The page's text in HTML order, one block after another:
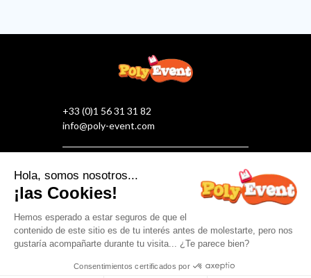
+33 (0)1 56 31 31 82
info@poly-event.com
NUESTRA EMPRESA
ATENCIÓN Y SERVICIO AL CLIENTE
©2026 Poly Event : All rights reserved